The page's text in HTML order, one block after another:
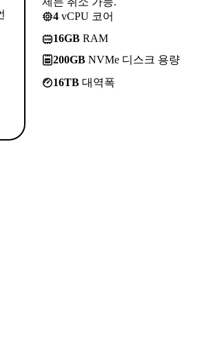
4 vCPU 코어
16GB RAM
200GB NVMe 디스크 용량
16TB 대역폭